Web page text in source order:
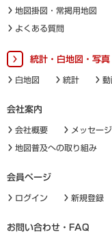
地図掛図・常掲用地図
よくある質問
統計・白地図・写真
白地図 統計 動
会社案内
会社概要 メッセージ
地図普及への取り組み
会員ページ
ログイン 新規登録
お問い合わせ・FAQ